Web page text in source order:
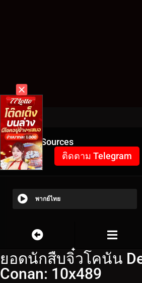
Video Sources
ติดตาม Telegram
พากย์ไทย
ยอดนักสืบจิ๋วโคนัน
Conan: 10x489